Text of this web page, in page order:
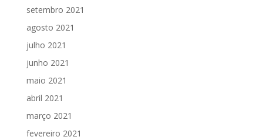
setembro 2021
agosto 2021
julho 2021
junho 2021
maio 2021
abril 2021
março 2021
fevereiro 2021